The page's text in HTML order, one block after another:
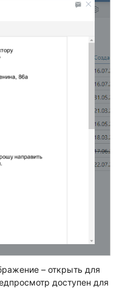
– открыть для
доступен для